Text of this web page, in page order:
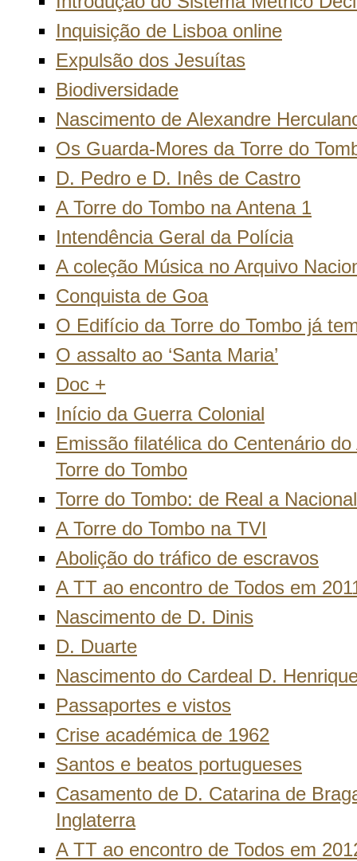
Inquisição de Lisboa online
Expulsão dos Jesuítas
Biodiversidade
Nascimento de Alexandre
Os Guarda-Mores da Torre do
D. Pedro e D. Inês de Castro
A Torre do Tombo na Antena 1
Intendência Geral da Polícia
A coleção Música no Arquivo
Conquista de Goa
O Edifício da Torre do Tombo já
O assalto ao ‘Santa Maria’
Doc +
Início da Guerra Colonial
Emissão filatélica do Centenário
Torre do Tombo
Torre do Tombo: de Real a Nacional
A Torre do Tombo na TVI
Abolição do tráfico de escravos
A TT ao encontro de Todos em
Nascimento de D. Dinis
D. Duarte
Nascimento do Cardeal D.
Passaportes e vistos
Crise académica de 1962
Santos e beatos portugueses
Casamento de D. Catarina de
Inglaterra
A TT ao encontro de Todos em